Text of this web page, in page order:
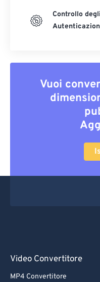
Controllo
Vuoi
Video Convertitore
MP4 Convertitore